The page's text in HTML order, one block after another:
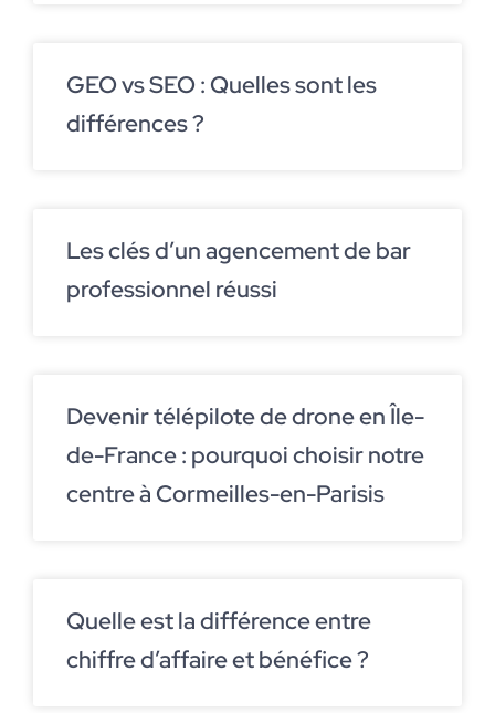
GEO vs SEO : Quelles sont les
différences ?
Les clés d’un agencement de bar
professionnel réussi
Devenir télépilote de drone en Île-
de-France : pourquoi choisir notre
centre à Cormeilles-en-Parisis
Quelle est la différence entre
chiffre d’affaire et bénéfice ?